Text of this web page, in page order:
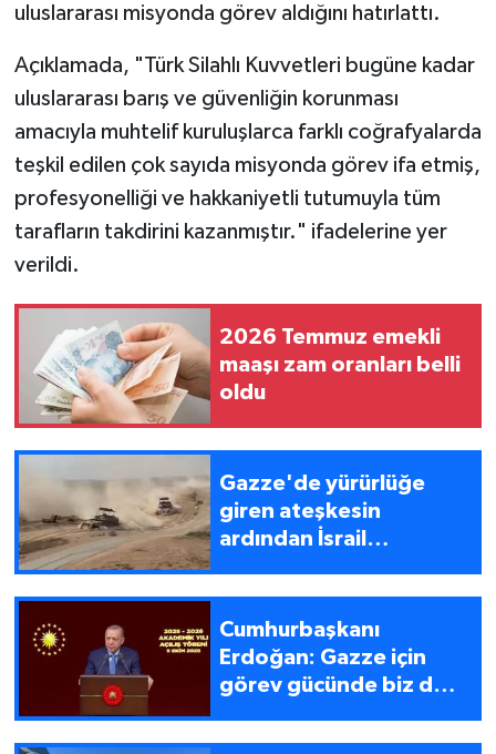
uluslararası misyonda görev aldığını hatırlattı.
Açıklamada, "Türk Silahlı Kuvvetleri bugüne kadar
uluslararası barış ve güvenliğin korunması
amacıyla muhtelif kuruluşlarca farklı coğrafyalarda
teşkil edilen çok sayıda misyonda görev ifa etmiş,
profesyonelliği ve hakkaniyetli tutumuyla tüm
tarafların takdirini kazanmıştır." ifadelerine yer
verildi.
2026 Temmuz emekli
maaşı zam oranları belli
oldu
Gazze'de yürürlüğe
giren ateşkesin
ardından İsrail
çekilmesi başladı
Cumhurbaşkanı
Erdoğan: Gazze için
görev gücünde biz de